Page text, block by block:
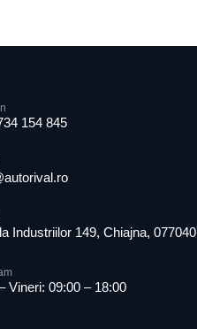
154 845
Industriilor 149, Chiajna, 077040
Vineri: 09:00 – 18:00